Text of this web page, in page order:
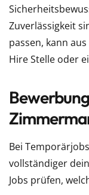
Zuverlässigkeit
passen, kann
Hire Stelle oder
Bei
vollständiger
Jobs prüfen,